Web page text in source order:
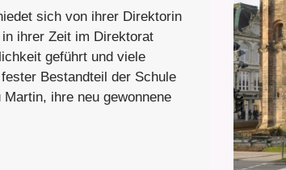
sich von ihrer Direktorin
ihrer Zeit im Direktorat
geführt und viele
Bestandteil der Schule
ihre neu gewonnene